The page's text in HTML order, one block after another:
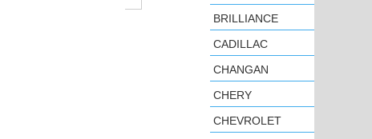
BRILLIANCE
CADILLAC
CHANGAN
CHERY
CHEVROLET